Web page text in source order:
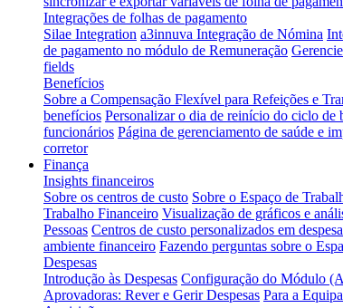
Integrações de folhas de pagamento
Silae Integration a3innuva Integração de Nómina
de pagamento no módulo de Remuneração
fields
Benefícios
Sobre a Compensação Flexível para Refeições e
benefícios Personalizar o dia de reinício do ciclo de
funcionários Página de gerenciamento de saúde e
corretor
Finança
Insights financeiros
Sobre os centros de custo Sobre o Espaço de
Trabalho Financeiro Visualização de gráficos e
Pessoas Centros de custo personalizados em
ambiente financeiro Fazendo perguntas sobre o
Despesas
Introdução às Despesas Configuração do Módulo
Aprovadoras: Rever e Gerir Despesas Para a